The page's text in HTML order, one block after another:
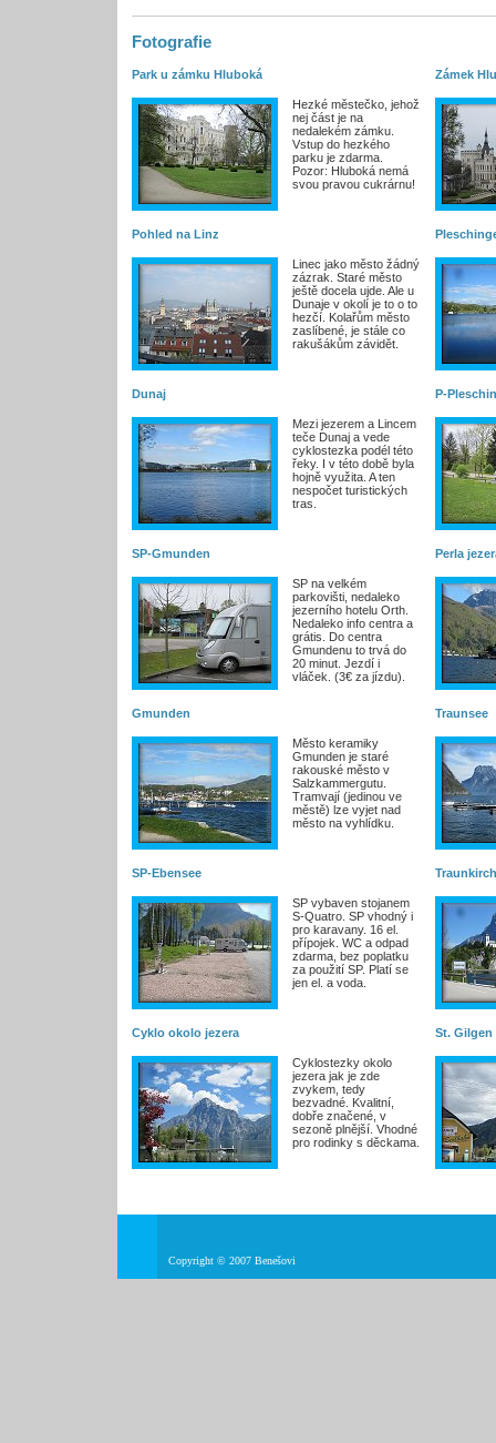
Fotografie
Park u zámku Hluboká
Hezké městečko, jehož
nej část je na
nedalekém zámku.
Vstup do hezkého
parku je zdarma.
Pozor: Hluboká nemá
svou pravou cukrárnu!
Zámek
Pohled na Linz
Linec jako město žádný
zázrak. Staré město
ještě docela ujde. Ale u
Dunaje v okolí je to o to
hezčí. Kolařům město
zaslíbené, je stále co
rakušákům závidět.
Dunaj
Mezi jezerem a Lincem
teče Dunaj a vede
cyklostezka podél této
řeky. I v této době byla
hojně využita. A ten
nespočet turistických
tras.
P-
SP-Gmunden
SP na velkém
parkovišti, nedaleko
jezerního hotelu Orth.
Nedaleko info centra a
grátis. Do centra
Gmundenu to trvá do
20 minut. Jezdí i
vláček. (3€ za jízdu).
Perla
Gmunden
Město keramiky
Gmunden je staré
rakouské město v
Salzkammergutu.
Tramvají (jedinou ve
městě) lze vyjet nad
město na vyhlídku.
Traunsee
SP-Ebensee
SP vybaven stojanem
S-Quatro. SP vhodný i
pro karavany. 16 el.
přípojek. WC a odpad
zdarma, bez poplatku
za použití SP. Platí se
jen el. a voda.
Cyklo okolo jezera
Cyklostezky okolo
jezera jak je zde
zvykem, tedy
bezvadné. Kvalitní,
dobře značené, v
sezoně plnější. Vhodné
pro rodinky s děckama.
St. Gilgen
Copyright © 2007 Benešovi